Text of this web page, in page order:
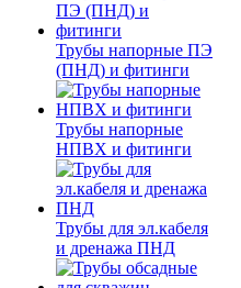
Трубы напорные ПЭ
(ПНД) и фитинги
Трубы напорные
НПВХ и фитинги
Трубы для эл.кабеля
и дренажа ПНД